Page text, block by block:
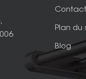
Plan du
Blog